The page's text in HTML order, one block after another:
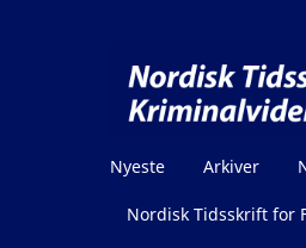
Nyeste Arkiver
Nordisk Tidsskrift for